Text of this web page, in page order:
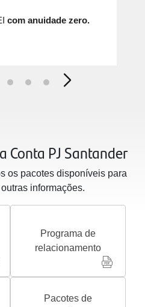
com anuidade zero.
Conta PJ Santander
os pacotes disponíveis para
informações.
Programa de
relacionamento
Pacotes de